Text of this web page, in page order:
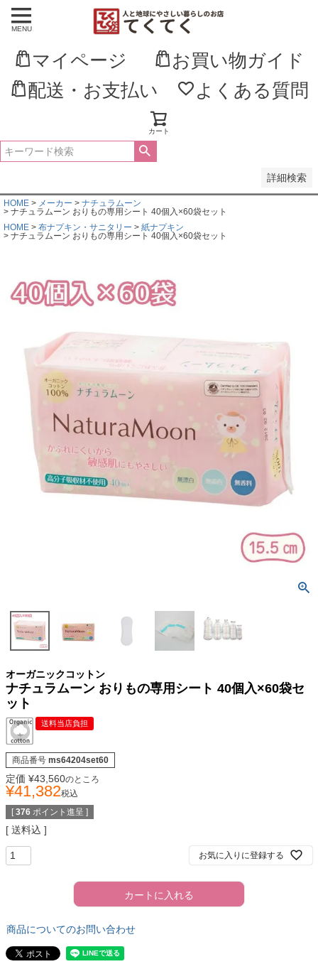
MENU
マイページ
お買い物ガイド
配送・お支払い
よくある質問
カート
詳細検索
新着順
登録順
価格が高い順
優先度順
HOME メーカー
ナチュラムーン
ナチュラムーン おりもの専用シート 40個入×60袋セット
HOME
布ナプキン・サニタリー
紙ナプキン
ナチュラムーン おりもの専用シート 40個入×60袋セット
オーガニックコットン
ナチュラムーン おりもの専用シート 40個入×60袋セ
ット
送料当店負担
商品番号 ms64204set60
定価 ¥43,560のところ
¥41,382税込
[ 376 ポイント進呈 ]
送料込
お気に入りに登録する
カートに入れる
商品についてのお問い合わせ